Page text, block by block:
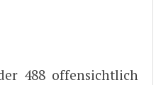
488 offensichtlich